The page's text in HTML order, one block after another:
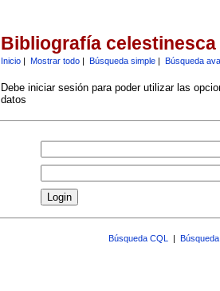
Bibliografía celestinesca
Inicio| Mostrar todo| Búsqueda simple| Búsqueda
Debe iniciar sesión para poder utilizar las
datos
Búsqueda CQL |